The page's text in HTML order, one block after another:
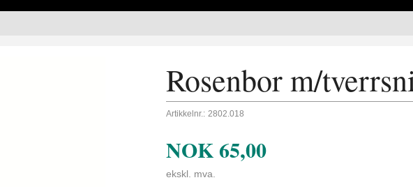
Rosenbor m/
Artikkelnr.: 2802.018
NOK65,00
ekskl. mva.